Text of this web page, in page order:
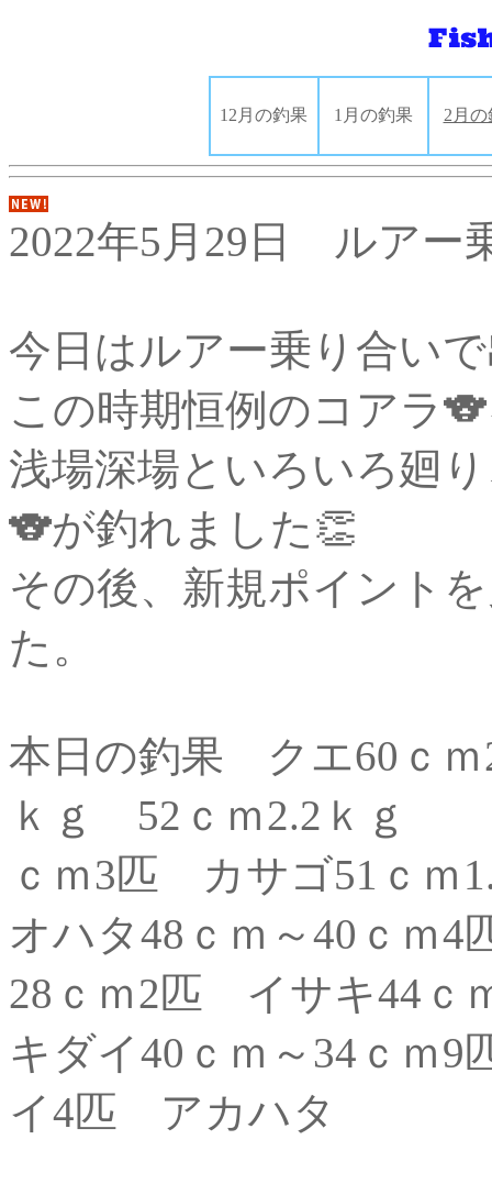
12月の釣果 1月の釣果 2月の
2022年5月29日 ルアー
今日はルアー乗り合い
この時期恒例のコアラ
浅場深場といろいろ廻
🐨が釣れました👏
その後、新規ポイント
た。
本日の釣果 クエ60ｃ
ｋｇ 52ｃｍ2.2ｋｇ
ｃｍ3匹 カサゴ51ｃｍ
オハタ48ｃｍ～40ｃ
28ｃｍ2匹 イサキ44ｃ
キダイ40ｃｍ～34ｃ
イ4匹 アカハタ